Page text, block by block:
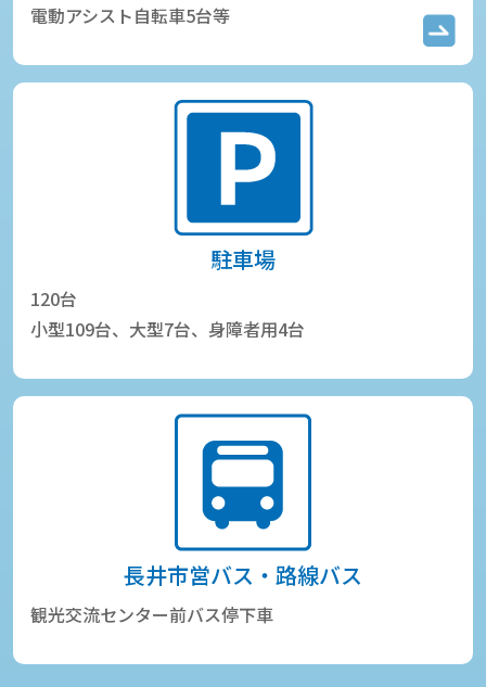
電動アシスト自転車5台等
駐車場
120台
小型109台、大型7台、身障者用4台
長井市営バス・路線バス
観光交流センター前バス停下車